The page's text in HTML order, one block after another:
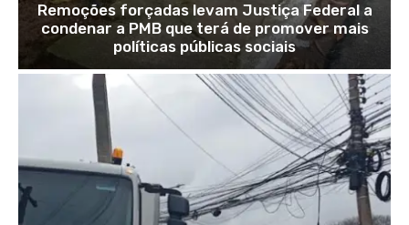
Remoções forçadas levam Justiça Federal a
condenar a PMB que terá de promover mais
políticas públicas sociais